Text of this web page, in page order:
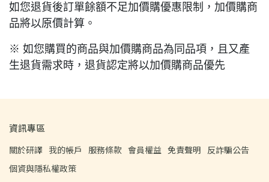
如您退貨後訂單餘額不足加價購優惠限制，加價購商
品將以原價計算。
※ 如您購買的商品與加價購商品為同品項，且又產
生退貨需求時，退貨認定將以加價購商品優先
資訊專區
關於研譯 我的帳戶 服務條款 會員權益 免責聲明 反詐騙公告
個資與隱私權政策